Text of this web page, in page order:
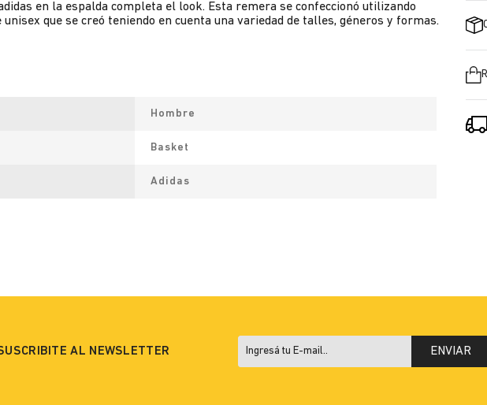
en la espalda completa el look. Esta remera se confeccionó utilizando
unisex que se creó teniendo en cuenta una variedad de talles, géneros y formas.
Hombre
Basket
Adidas
AL NEWSLETTER ENVIAR